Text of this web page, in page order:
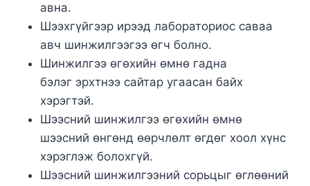
авна.
Шээхгүйгээр ирээд лабораториос саваа
авч шинжилгээгээ өгч болно.
Шинжилгээ өгөхийн өмнө гадна
бэлэг эрхтнээ сайтар угаасан байх
хэрэгтэй.
Шээсний шинжилгээ өгөхийн өмнө
шээсний өнгөнд өөрчлөлт өгдөг хоол хүнс
хэрэглэж болохгүй.
Шээсний шинжилгээний сорьцыг өглөөний